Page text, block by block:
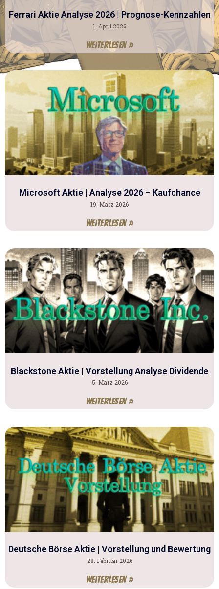
Ferrari Aktie Analyse 2026 | Prognose-Kennzahlen
1. April 2026
Weiterlesen »
Microsoft Aktie | Analyse 2026 – Kaufchance
19. März 2026
Weiterlesen »
Blackstone Aktie | Vorstellung Analyse Dividende
5. März 2026
Weiterlesen »
Deutsche Börse Aktie | Vorstellung und Bewertung
28. Februar 2026
Weiterlesen »